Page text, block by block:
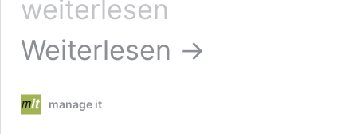
weiterlesen
Weiterlesen →
manage it